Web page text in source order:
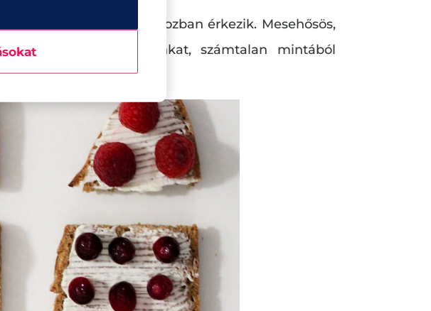
uzsonnás dobozban érkezik. Mesehősös,
fel üzletközpontunkat, számtalan mintából
esik az étel.